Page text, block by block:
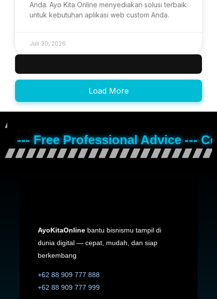
Anda. Ayo Kita Online menyediakan solusi terbaik
untuk kebutuhan aplikasi web custom Anda.
Juli 30, 2026
Load More
--- Free Professional Advice ---
AyoKitaOnlinebantu bisnismu tampil di
dunia digital — cepat, mudah, dan siap
berkembang
+62 88 909 777 888
+62 88 909 777 999